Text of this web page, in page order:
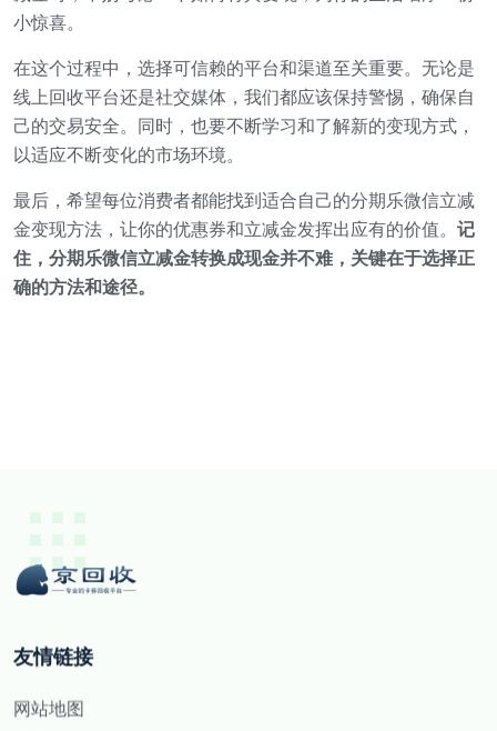
小惊喜。
在这个过程中，选择可信赖的平台和渠道至关重要。无论是
线上回收平台还是社交媒体，我们都应该保持警惕，确保自
己的交易安全。同时，也要不断学习和了解新的变现方式，
以适应不断变化的市场环境。
最后，希望每位消费者都能找到适合自己的分期乐微信立减
金变现方法，让你的优惠券和立减金发挥出应有的价值。 记
住，分期乐微信立减金转换成现金并不难，关键在于选择正
确的方法和途径。
友情链接
网站地图